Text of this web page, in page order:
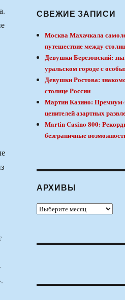
СВЕЖИЕ ЗАПИСИ
Москва Махачкала
путешествие между
Девушки Березовский:
уральском городе с
Девушки Ростова:
столице России
Мартин Казино:
ценителей азартных
Martin Casino 800:
безграничные
АРХИВЫ
Архивы